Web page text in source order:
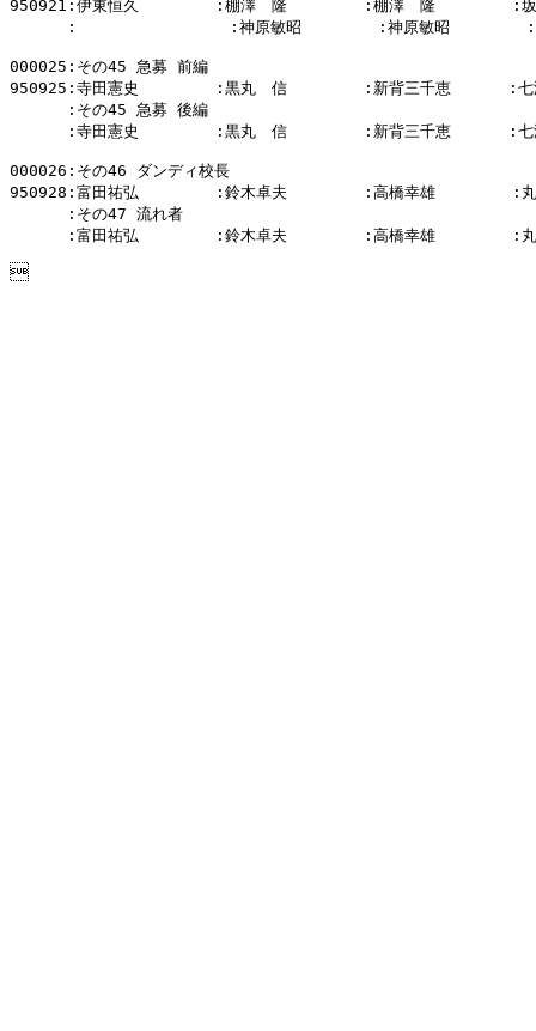
950921:伊東恒久        :棚澤　隆        :棚澤　隆        :坂
:                :神原敏昭        :神原敏昭        :
000025:その45 急募 前編
950925:寺田憲史        :黒丸　信        :新背三千恵      :七
      :その45 急募 後編
:寺田憲史        :黒丸　信        :新背三千恵      :七
000026:その46 ダンディ校長
950928:富田祐弘        :鈴木卓夫        :高橋幸雄        :丸
      :その47 流れ者
